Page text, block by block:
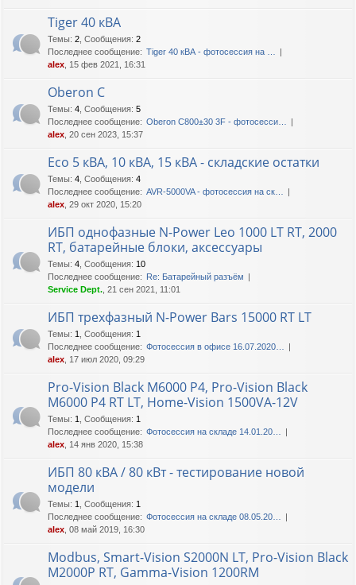
Tiger 40 кВА
Темы: 2 Сообщения: 2
Последнее сообщение: Tiger 40 кВА - фотосессия на …
alex , 15 фев 2021, 16:31
Oberon C
Темы: 4 Сообщения: 5
Последнее сообщение: Oberon C800±30 3F - фотосесси…
alex , 20 сен 2023, 15:37
Eco 5 кВА, 10 кВА, 15 кВА - складские остатки
Темы: 4 Сообщения: 4
Последнее сообщение: AVR-5000VA - фотосессия на ск…
alex , 29 окт 2020, 15:20
ИБП однофазные N-Power Leo 1000 LT RT, 2000
RT, батарейные блоки, аксессуары
Темы: 4 Сообщения: 10
Последнее сообщение: Re: Батарейный разъём
Service Dept. , 21 сен 2021, 11:01
ИБП трехфазный N-Power Bars 15000 RT LT
Темы: 1 Сообщения: 1
Последнее сообщение: Фотосессия в офисе 16.07.2020…
alex , 17 июл 2020, 09:29
Pro-Vision Black M6000 P4, Pro-Vision Black
M6000 P4 RT LT, Home-Vision 1500VA-12V
Темы: 1 Сообщения: 1
Последнее сообщение: Фотосессия на складе 14.01.20…
alex , 14 янв 2020, 15:38
ИБП 80 кВА / 80 кВт - тестирование новой
модели
Темы: 1 Сообщения: 1
Последнее сообщение: Фотосессия на складе 08.05.20…
alex , 08 май 2019, 16:30
Modbus, Smart-Vision S2000N LT, Pro-Vision Black
M2000P RT, Gamma-Vision 1200RM